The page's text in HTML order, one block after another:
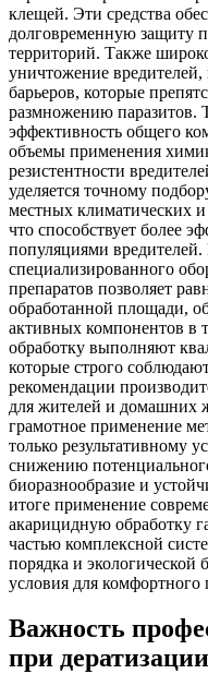
клещей. Эти средства
долговременную защиту
территорий. Также
уничтожение
барьеров, которые
размножению паразитов.
эффективность общего
объемы применения
резистентности
уделяется точному
местных климатических
что способствует более
популяциями вредителей.
специализированного
препаратов позволяет
обработанной площади,
активных компонентов в
обработку выполняют
которые строго
рекомендации
для жителей и домашних
грамотное применение
только результативному
снижению
биоразнообразие и
итоге применение
акарицидную обработку
частью комплексной
порядка и экологической
условия для комфортного
Важность
при дератизации